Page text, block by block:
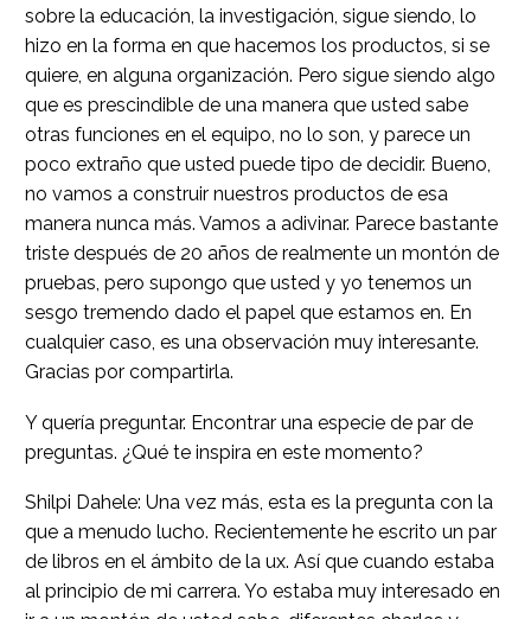
sobre la educación, la investigación, sigue siendo, lo
hizo en la forma en que hacemos los productos, si se
quiere, en alguna organización. Pero sigue siendo algo
que es prescindible de una manera que usted sabe
otras funciones en el equipo, no lo son, y parece un
poco extraño que usted puede tipo de decidir. Bueno,
no vamos a construir nuestros productos de esa
manera nunca más. Vamos a adivinar. Parece bastante
triste después de 20 años de realmente un montón de
pruebas, pero supongo que usted y yo tenemos un
sesgo tremendo dado el papel que estamos en. En
cualquier caso, es una observación muy interesante.
Gracias por compartirla.
Y quería preguntar. Encontrar una especie de par de
preguntas. ¿Qué te inspira en este momento?
Shilpi Dahele: Una vez más, esta es la pregunta con la
que a menudo lucho. Recientemente he escrito un par
de libros en el ámbito de la ux. Así que cuando estaba
al principio de mi carrera. Yo estaba muy interesado en